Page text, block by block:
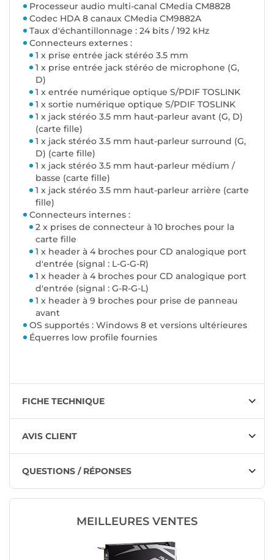
Processeur audio multi-canal CMedia CM8828
Codec HDA 8 canaux CMedia CM9882A
Taux d'échantillonnage : 24 bits / 192 kHz
Connecteurs externes :
1 x prise entrée jack stéréo 3.5 mm
1 x prise entrée jack stéréo de microphone (G,
D)
1 x entrée numérique optique S/PDIF TOSLINK
1 x sortie numérique optique S/PDIF TOSLINK
1 x jack stéréo 3.5 mm haut-parleur avant (G, D)
(carte fille)
1 x jack stéréo 3.5 mm haut-parleur surround (G,
D) (carte fille)
1 x jack stéréo 3.5 mm haut-parleur médium /
basse (carte fille)
1 x jack stéréo 3.5 mm haut-parleur arrière (carte
fille)
Connecteurs internes :
2 x prises de connecteur à 10 broches pour la
carte fille
1 x header à 4 broches pour CD analogique port
d'entrée (signal : L-G-G-R)
1 x header à 4 broches pour CD analogique port
d'entrée (signal : G-R-G-L)
1 x header à 9 broches pour prise de panneau
avant
OS supportés : Windows 8 et versions ultérieures
Équerres low profile fournies
FICHE TECHNIQUE
AVIS CLIENT
QUESTIONS / RÉPONSES
MEILLEURES VENTES